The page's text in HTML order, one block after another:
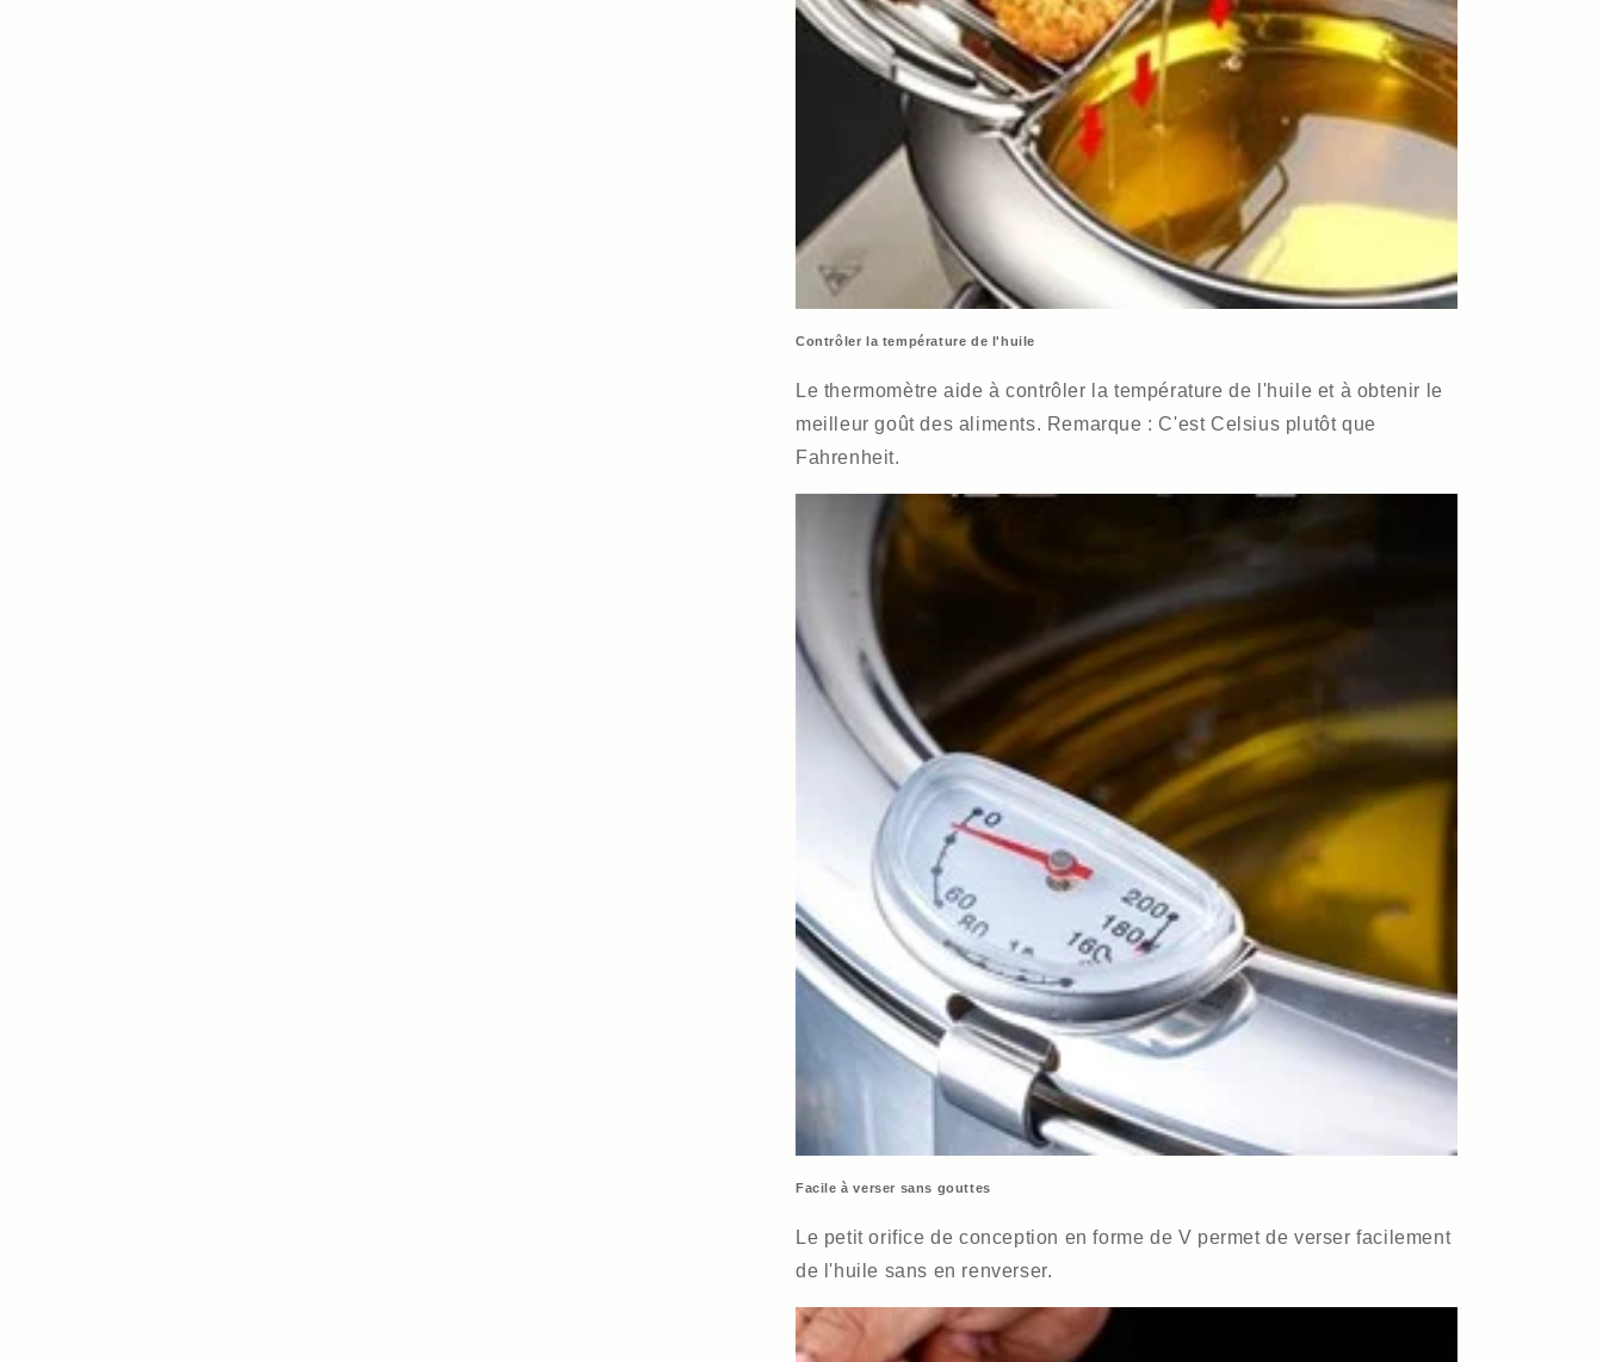
Contrôler la température de l'huile
Le thermomètre aide à contrôler la température de l'huile et à obtenir le
meilleur goût des aliments. Remarque : C'est Celsius plutôt que
Fahrenheit.
Facile à verser sans gouttes
Le petit orifice de conception en forme de V permet de verser facilement
de l'huile sans en renverser.